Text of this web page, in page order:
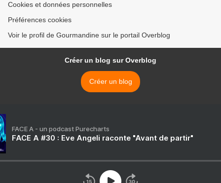
Cookies et données personnelles
Préférences cookies
Voir le profil de Gourmandine sur le portail Overblog
Créer un blog sur Overblog
Créer un blog
FACE A - un podcast Purecharts
FACE A #30 : Eve Angeli raconte "Avant de partir"